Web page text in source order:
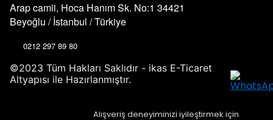
Alışveriş deneyiminizi iyileştirmek için
Arap camii, Hoca Hanım Sk. No:1 34421
Beyoğlu / İstanbul / Türkiye
0212 297 89 80
©2023 Tüm Hakları Saklıdır - ikas E-Ticaret
Altyapısı ile Hazırlanmıştır.